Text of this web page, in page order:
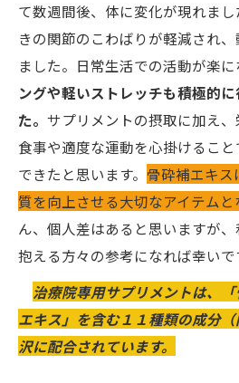
て数週間後、体に変化が現れま
きの関節のこわばりが軽減され
ました。日常生活での活動が楽に
ングや軽いストレッチも積極的
た。 サプリメントの摂取に加え
食事や適度な運動を心掛けるこ
できたと思います。 骨砕補エキス
質を向上させる大切なアイテムと
ん、個人差はあると思いますが
抱える方々の参考になれば幸いで
治療院専用サプリメントは、「
エキス」を含む１１種類の成分
沢に配合されています。